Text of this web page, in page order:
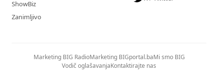
ShowBiz
Zanimljivo
Marketing BIG RadioMarketing BIGportal.baMi smo BIG
Vodič oglašavanjaKontaktirajte nas